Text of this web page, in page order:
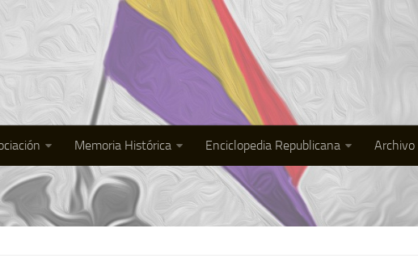
Memoria Histórica Enciclopedia Republicana